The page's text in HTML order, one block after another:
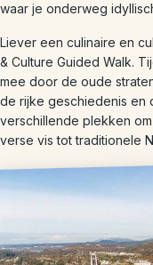
waar je onderweg
Liever een culinaire en
& Culture Guided Walk.
mee door de oude
de rijke geschiedenis en
verschillende plekken
verse vis tot traditionele